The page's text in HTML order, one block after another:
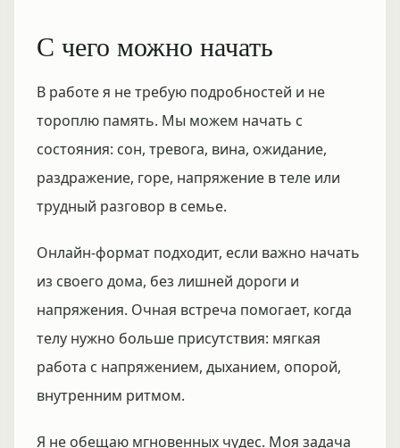
С чего можно начать
В работе я не требую подробностей и не
тороплю память. Мы можем начать с
состояния: сон, тревога, вина, ожидание,
раздражение, горе, напряжение в теле или
трудный разговор в семье.
Онлайн-формат подходит, если важно начать
из своего дома, без лишней дороги и
напряжения. Очная встреча помогает, когда
телу нужно больше присутствия: мягкая
работа с напряжением, дыханием, опорой,
внутренним ритмом.
Я не обещаю мгновенных чудес. Моя задача